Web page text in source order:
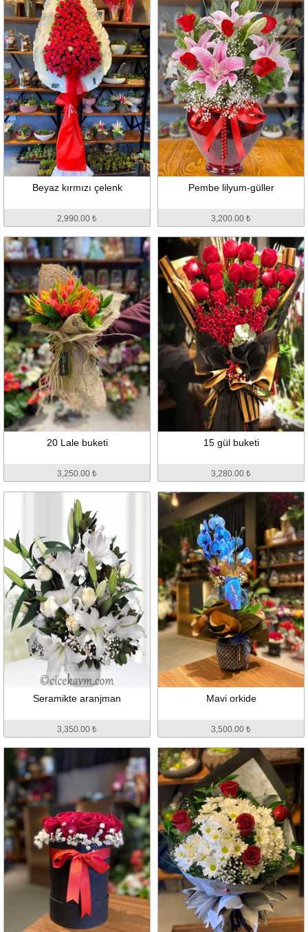
Beyaz kırmızı çelenk
2,990.00 ₺
Pembe lilyum-güller
3,200.00 ₺
20 Lale buketi
3,250.00 ₺
15 gül buketi
3,280.00 ₺
Seramikte aranjman
3,350.00 ₺
Mavi orkide
3,500.00 ₺